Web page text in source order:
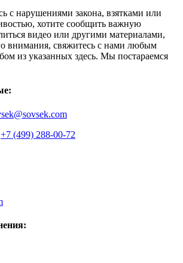
с нарушениями закона, взятками или
хотите сообщить важную
видео или другими материалами,
внимания, свяжитесь с нами любым
из указанных здесь. Мы постараемся
+7 (499) 288-00-72